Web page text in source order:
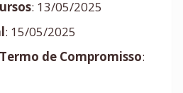
: 13/05/2025
: 15/05/2025
de Compromisso: